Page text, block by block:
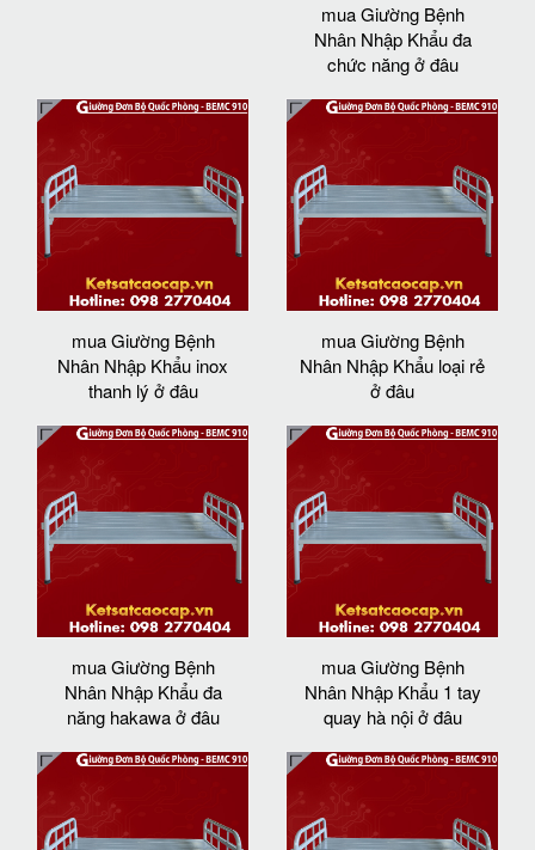
mua Giường Bệnh
Nhân Nhập Khẩu đa
chức năng ở đâu
mua Giường Bệnh
Nhân Nhập Khẩu inox
thanh lý ở đâu
mua Giường Bệnh
Nhân Nhập Khẩu loại rẻ
ở đâu
mua Giường Bệnh
Nhân Nhập Khẩu đa
năng hakawa ở đâu
mua Giường Bệnh
Nhân Nhập Khẩu 1 tay
quay hà nội ở đâu